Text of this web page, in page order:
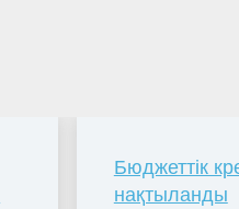
Бюджеттік
нақтыланды